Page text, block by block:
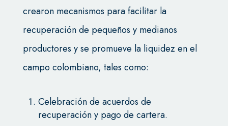
crearon mecanismos para facilitar la
recuperación de pequeños y medianos
productores y se promueve la liquidez en el
campo colombiano, tales como:
Celebración de acuerdos de
recuperación y pago de cartera.